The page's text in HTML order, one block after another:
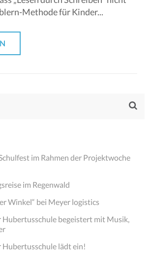
Methode für Kinder...
im Rahmen der Projektwoche
im Regenwald
Winkel“ bei Meyer logistics
Hubertusschule begeistert mit Musik,
Hubertusschule lädt ein!